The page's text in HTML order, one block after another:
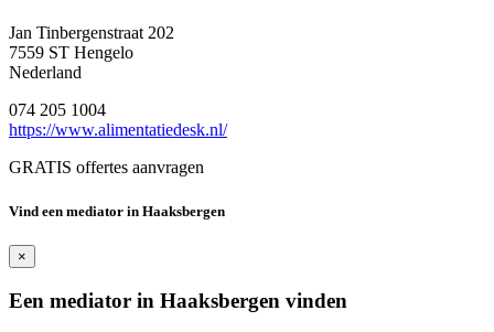
Jan Tinbergenstraat 202
7559 ST Hengelo
Nederland
074 205 1004
https://www.alimentatiedesk.nl/
GRATIS offertes aanvragen
Vind een mediator in Haaksbergen
×
Een mediator in Haaksbergen vinden